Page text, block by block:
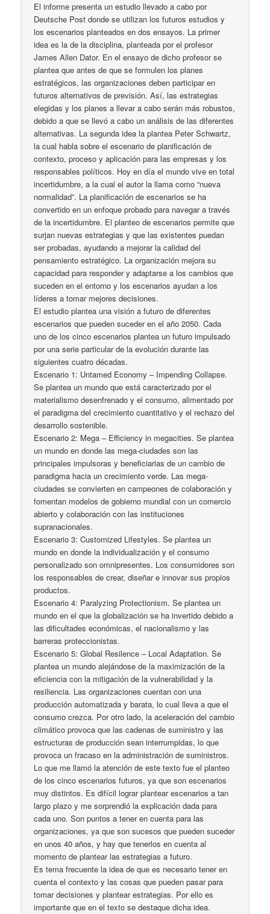
El informe presenta un estudio llevado a cabo por
Deutsche Post donde se utilizan los futuros estudios y
los escenarios planteados en dos ensayos. La primer
idea es la de la disciplina, planteada por el profesor
James Allen Dator. En el ensayo de dicho profesor se
plantea que antes de que se formulen los planes
estratégicos, las organizaciones deben participar en
futuros alternativos de previsión. Así, las estrategias
elegidas y los planes a llevar a cabo serán más robustos,
debido a que se llevó a cabo un análisis de las diferentes
alternativas. La segunda idea la plantea Peter Schwartz,
la cual habla sobre el escenario de planificación de
contexto, proceso y aplicación para las empresas y los
responsables políticos. Hoy en día el mundo vive en total
incertidumbre, a la cual el autor la llama como “nueva
normalidad”. La planificación de escenarios se ha
convertido en un enfoque probado para navegar a través
de la incertidumbre. El planteo de escenarios permite que
surjan nuevas estrategias y que las existentes puedan
ser probadas, ayudando a mejorar la calidad del
pensamiento estratégico. La organización mejora su
capacidad para responder y adaptarse a los cambios que
suceden en el entorno y los escenarios ayudan a los
líderes a tomar mejores decisiones.
El estudio plantea una visión a futuro de diferentes
escenarios que pueden suceder en el año 2050. Cada
uno de los cinco escenarios plantea un futuro impulsado
por una serie particular de la evolución durante las
siguientes cuatro décadas.
Escenario 1: Untamed Economy – Impending Collapse.
Se plantea un mundo que está caracterizado por el
materialismo desenfrenado y el consumo, alimentado por
el paradigma del crecimiento cuantitativo y el rechazo del
desarrollo sostenible.
Escenario 2: Mega – Efficiency in megacities. Se plantea
un mundo en donde las mega-ciudades son las
principales impulsoras y beneficiarias de un cambio de
paradigma hacia un crecimiento verde. Las mega-
ciudades se convierten en campeones de colaboración y
fomentan modelos de gobierno mundial con un comercio
abierto y colaboración con las instituciones
supranacionales.
Escenario 3: Customized Lifestyles. Se plantea un
mundo en donde la individualización y el consumo
personalizado son omnipresentes. Los consumidores son
los responsables de crear, diseñar e innovar sus propios
productos.
Escenario 4: Paralyzing Protectionism. Se plantea un
mundo en el que la globalización se ha invertido debido a
las dificultades económicas, el nacionalismo y las
barreras proteccionistas.
Escenario 5: Global Resilence – Local Adaptation. Se
plantea un mundo alejándose de la maximización de la
eficiencia con la mitigación de la vulnerabilidad y la
resiliencia. Las organizaciones cuentan con una
producción automatizada y barata, lo cual lleva a que el
consumo crezca. Por otro lado, la aceleración del cambio
climático provoca que las cadenas de suministro y las
estructuras de producción sean interrumpidas, lo que
provoca un fracaso en la administración de suministros.
Lo que me llamó la atención de este texto fue el planteo
de los cinco escenarios futuros, ya que son escenarios
muy distintos. Es difícil lograr plantear escenarios a tan
largo plazo y me sorprendió la explicación dada para
cada uno. Son puntos a tener en cuenta para las
organizaciones, ya que son sucesos que pueden suceder
en unos 40 años, y hay que tenerlos en cuenta al
momento de plantear las estrategias a futuro.
Es tema frecuente la idea de que es necesario tener en
cuenta el contexto y las cosas que pueden pasar para
tomar decisiones y plantear estrategias. Por ello es
importante que en el texto se destaque dicha idea.